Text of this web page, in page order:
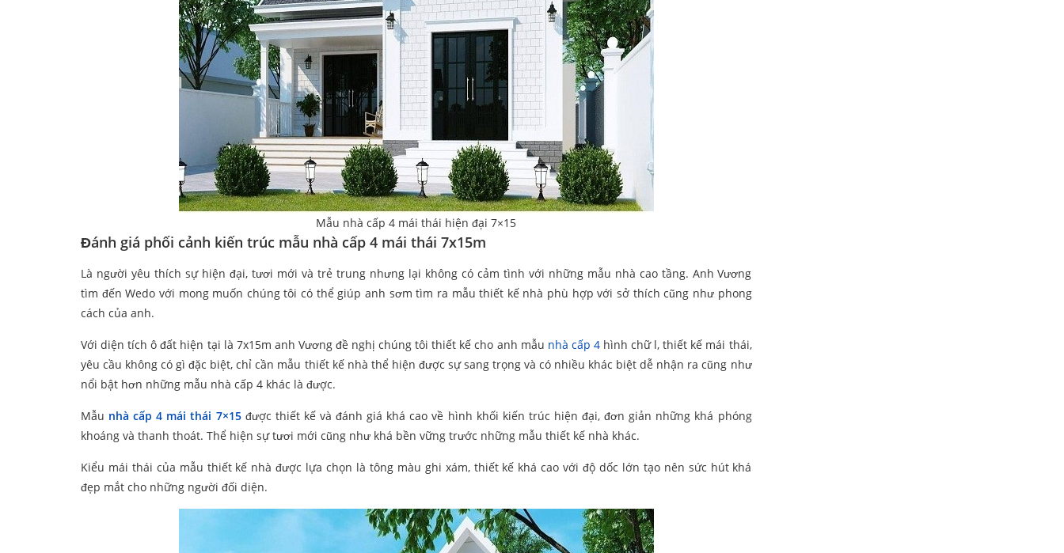
Mẫu nhà cấp 4 mái thái hiện đại 7×15
Đánh giá phối cảnh kiến trúc mẫu nhà cấp 4 mái thái 7x15m
Là người yêu thích sự hiện đại, tươi mới và trẻ trung nhưng lại không có cảm tình với những mẫu nhà cao tầng. Anh Vương
tìm đến Wedo với mong muốn chúng tôi có thể giúp anh sơm tìm ra mẫu thiết kế nhà phù hợp với sở thích cũng như phong
cách của anh.
Với diện tích ô đất hiện tại là 7x15m anh Vương đề nghị chúng tôi thiết kế cho anh mẫu nhà cấp 4hình chữ l, thiết kế mái thái,
yêu cầu không có gì đặc biệt, chỉ cần mẫu thiết kế nhà thể hiện được sự sang trọng và có nhiều khác biệt dễ nhận ra cũng như
nổi bật hơn những mẫu nhà cấp 4 khác là được.
Mẫu nhà cấp 4 mái thái 7×15được thiết kế và đánh giá khá cao về hình khối kiến trúc hiện đại, đơn giản những khá phóng
khoáng và thanh thoát. Thể hiện sự tươi mới cũng như khá bền vững trước những mẫu thiết kế nhà khác.
Kiểu mái thái của mẫu thiết kế nhà được lựa chọn là tông màu ghi xám, thiết kế khá cao với độ dốc lớn tạo nên sức hút khá
đẹp mắt cho những người đối diện.